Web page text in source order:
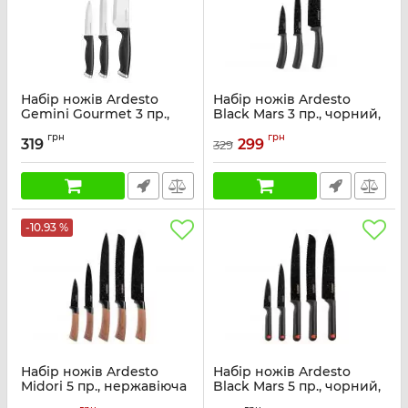
Набір ножів Ardesto
Gemini Gourmet 3 пр.,
сталь, пластик
Артикул: AR2103BL
319 грн
Набір ножів Ardesto
Black Mars 3 пр., чорний,
пластик
Артикул: AR2103BB
329 299 грн
-10.93 %
Набір ножів Ardesto
Midori 5 пр., нержавіюча
Набір ножів Ardesto
Black Mars 5 пр., чорний,